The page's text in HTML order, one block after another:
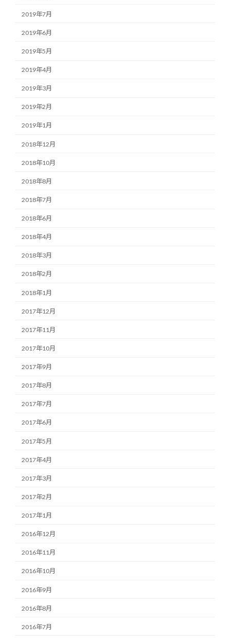
2019年7月
2019年6月
2019年5月
2019年4月
2019年3月
2019年2月
2019年1月
2018年12月
2018年10月
2018年8月
2018年7月
2018年6月
2018年4月
2018年3月
2018年2月
2018年1月
2017年12月
2017年11月
2017年10月
2017年9月
2017年8月
2017年7月
2017年6月
2017年5月
2017年4月
2017年3月
2017年2月
2017年1月
2016年12月
2016年11月
2016年10月
2016年9月
2016年8月
2016年7月